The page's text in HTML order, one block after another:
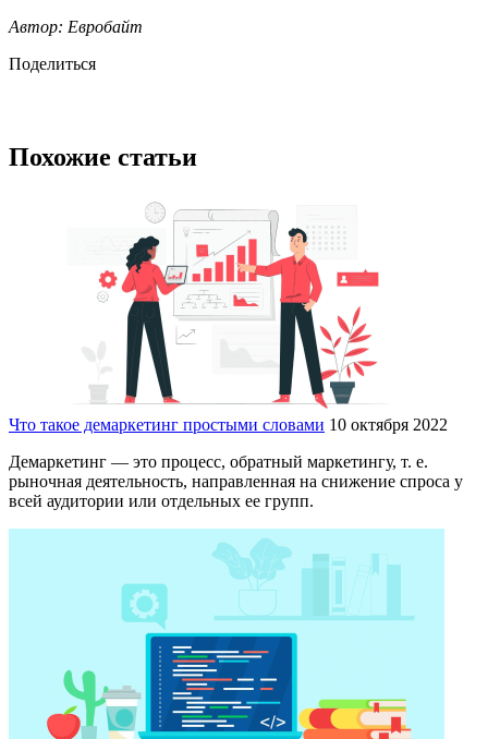
Автор: Евробайт
Поделиться
Похожие статьи
Что такое демаркетинг простыми словами 10 октября 2022
Демаркетинг — это процесс, обратный маркетингу, т. е.
рыночная деятельность, направленная на снижение спроса у
всей аудитории или отдельных ее групп.